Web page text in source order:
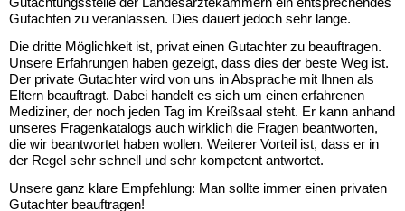
Gutachten zu veranlassen. Dies dauert jedoch sehr lange.
Die dritte Möglichkeit ist, privat einen Gutachter zu beauftragen.
Unsere Erfahrungen haben gezeigt, dass dies der beste Weg ist.
Der private Gutachter wird von uns in Absprache mit Ihnen als
Eltern beauftragt. Dabei handelt es sich um einen erfahrenen
Mediziner, der noch jeden Tag im Kreißsaal steht. Er kann anhand
unseres Fragenkatalogs auch wirklich die Fragen beantworten,
die wir beantwortet haben wollen. Weiterer Vorteil ist, dass er in
der Regel sehr schnell und sehr kompetent antwortet.
Unsere ganz klare Empfehlung: Man sollte immer einen privaten
Gutachter beauftragen!